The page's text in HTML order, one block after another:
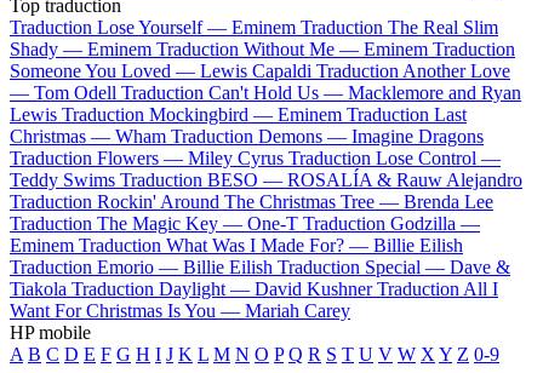
Top traduction
Traduction Lose Yourself — Eminem Traduction The Real Slim
Shady — Eminem Traduction Without Me — Eminem Traduction
Someone You Loved — Lewis Capaldi Traduction Another Love
— Tom Odell Traduction Can't Hold Us — Macklemore and Ryan
Lewis Traduction Mockingbird — Eminem Traduction Last
Christmas — Wham Traduction Demons — Imagine Dragons
Traduction Flowers — Miley Cyrus Traduction Lose Control —
Teddy Swims Traduction BESO — ROSALÍA & Rauw Alejandro
Traduction Rockin' Around The Christmas Tree — Brenda Lee
Traduction The Magic Key — One-T Traduction Godzilla —
Eminem Traduction What Was I Made For? — Billie Eilish
Traduction Emorio — Billie Eilish Traduction Special — Dave &
Tiakola Traduction Daylight — David Kushner Traduction All I
Want For Christmas Is You — Mariah Carey
HP mobile
A B C D E F G H I J K L M N O P Q R S T U V W X Y Z 0-9